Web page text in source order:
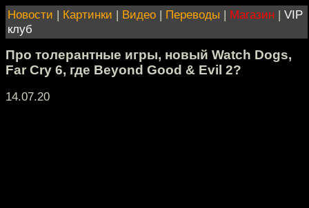
Новости | Картинки | Видео | Переводы | Магазин | VIP
клуб
Про толерантные игры, новый Watch Dogs,
Far Cry 6, где Beyond Good & Evil 2?
14.07.20